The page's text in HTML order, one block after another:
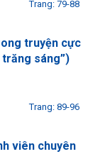
Trang: 79-88
truyện cực
sáng”)
Trang: 89-96
viên chuyên